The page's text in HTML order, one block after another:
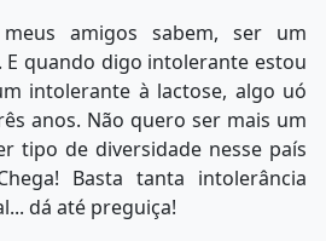
amigos sabem, ser um
quando digo intolerante estou
intolerante à lactose, algo uó
anos. Não quero ser mais um
tipo de diversidade nesse país
Basta tanta intolerância
dá até preguiça!